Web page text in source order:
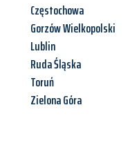
Częstochowa
Gorzów Wielkopolski
Lublin
Ruda Śląska
Toruń
Zielona Góra